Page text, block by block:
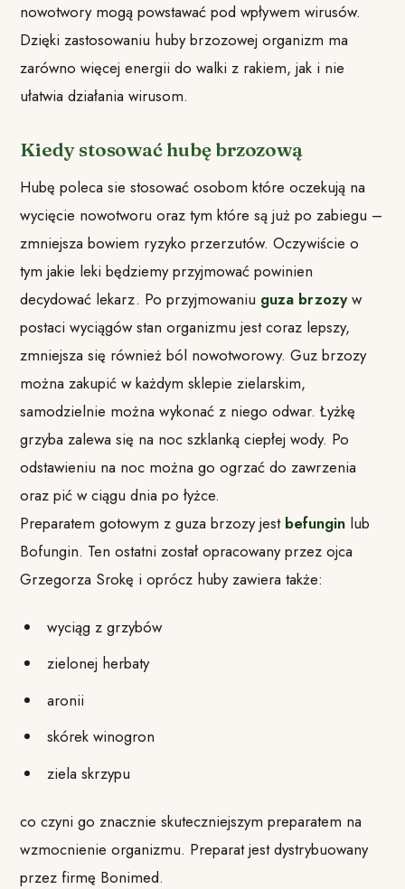
nowotwory mogą powstawać pod wpływem wirusów.
Dzięki zastosowaniu huby brzozowej organizm ma
zarówno więcej energii do walki z rakiem, jak i nie
ułatwia działania wirusom.
Kiedy stosować hubę brzozową
Hubę poleca sie stosować osobom które oczekują na
wycięcie nowotworu oraz tym które są już po zabiegu –
zmniejsza bowiem ryzyko przerzutów. Oczywiście o
tym jakie leki będziemy przyjmować powinien
decydować lekarz. Po przyjmowaniu guza brzozyw
postaci wyciągów stan organizmu jest coraz lepszy,
zmniejsza się również ból nowotworowy. Guz brzozy
można zakupić w każdym sklepie zielarskim,
samodzielnie można wykonać z niego odwar. Łyżkę
grzyba zalewa się na noc szklanką ciepłej wody. Po
odstawieniu na noc można go ogrzać do zawrzenia
oraz pić w ciągu dnia po łyżce.
Preparatem gotowym z guza brzozy jest befungin lub
Bofungin. Ten ostatni został opracowany przez ojca
Grzegorza Srokę i oprócz huby zawiera także:
wyciąg z grzybów
zielonej herbaty
aronii
skórek winogron
ziela skrzypu
co czyni go znacznie skuteczniejszym preparatem na
wzmocnienie organizmu. Preparat jest dystrybuowany
przez firmę Bonimed.